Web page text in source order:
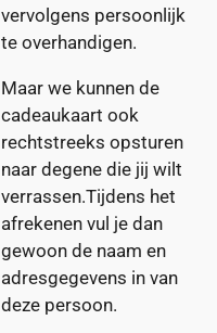
vervolgens persoonlijk
te overhandigen.
Maar we kunnen de
cadeaukaart ook
rechtstreeks opsturen
naar degene die jij wilt
verrassen.Tijdens het
afrekenen vul je dan
gewoon de naam en
adresgegevens in van
deze persoon.